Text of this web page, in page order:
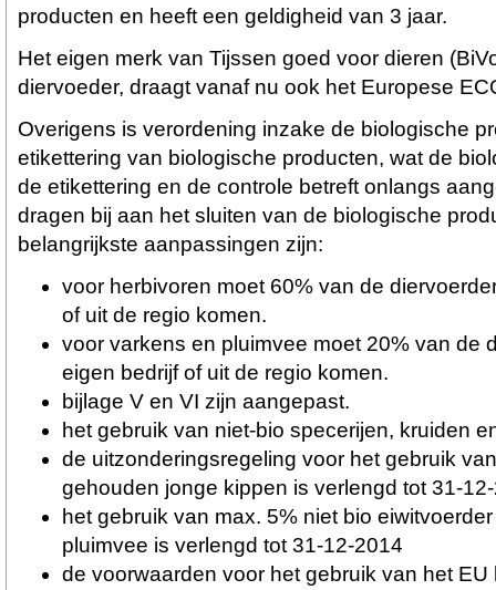
producten en heeft een geldigheid van 3 jaar.
Het eigen merk van Tijssen goed voor dieren
diervoeder, draagt vanaf nu ook het Europese
Overigens is verordening inzake de biologische
etikettering van biologische producten, wat de
de etikettering en de controle betreft onlangs
dragen bij aan het sluiten van de biologische
belangrijkste aanpassingen zijn:
voor herbivoren moet 60% van de
of uit de regio komen.
voor varkens en pluimvee moet 20% van de
eigen bedrijf of uit de regio komen.
bijlage V en VI zijn aangepast.
het gebruik van niet-bio specerijen, kruiden
de uitzonderingsregeling voor het gebruik
gehouden jonge kippen is verlengd tot 31-
het gebruik van max. 5% niet bio
pluimvee is verlengd tot 31-12-2014
de voorwaarden voor het gebruik van het